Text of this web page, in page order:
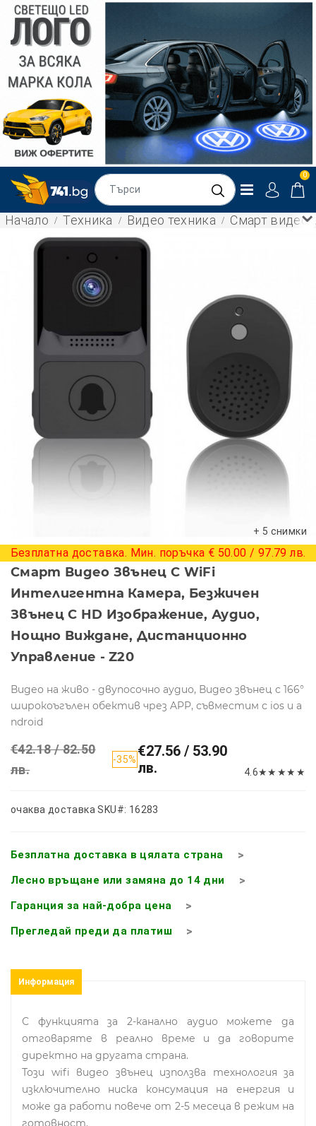
0
Начало Техника Видео техника Смарт видео
+ 5 снимки
Безплатна доставка. Мин. поръчка € 50.00 / 97.79 лв.
Смарт Видео Звънец С WiFi
Интелигентна Камера, Безжичен
Звънец С HD Изображение, Аудио,
Нощно Виждане, Дистанционно
Управление - Z20
Видео на живо - двупосочно аудио, Видео звънец с 166°
широкоъгълен обектив чрез APP, съвместим с ios и a
ndroid
€42.18 / 82.50
лв.
-35%€27.56 / 53.90
лв.
4.6★★ ★★ ★
очаква доставка SKU#: 16283
Безплатна доставка в цялата страна
Лесно връщане или замяна до 14 дни
Гаранция за най-добра цена
Прегледай преди да платиш
Информация
С функцията за 2-канално аудио можете да
отговаряте в реално време и да говорите
директно на другата страна.
Този wifi видео звънец използва технология за
изключително ниска консумация на енергия и
може да работи повече от 2-5 месеца в режим на
готовност.